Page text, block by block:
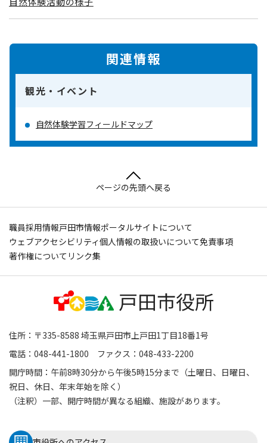
関連情報
観光・イベント
自然体験学習フィールドマップ
ページの先頭へ戻る
職員採用情報戸田市情報ポータルサイトについて
ウェブアクセシビリティ個人情報の取扱いについて免責事項
著作権について リンク集
住所：〒335-8588 埼玉県戸田市上戸田1丁目18番1号
電話：048-441-1800 ファクス：048-433-2200
開庁時間：午前8時30分から午後5時15分まで（土曜日、日曜日、
祝日、休日、年末年始を除く）
（注釈）一部、開庁時間が異なる組織、施設があります。